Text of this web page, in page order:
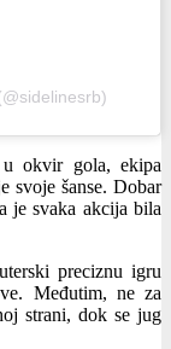
u okvir gola, ekipa
svoje šanse. Dobar
je svaka akcija bila
preciznu igru
Međutim, ne za
strani, dok se jug